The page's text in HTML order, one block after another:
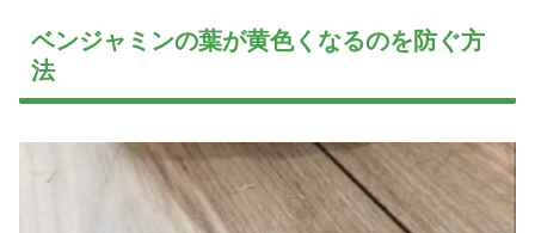
ベンジャミンの葉が黄色くなるのを防ぐ方
法